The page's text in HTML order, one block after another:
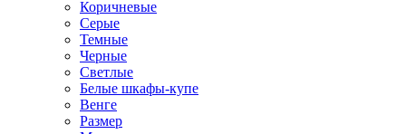
Коричневые
Серые
Темные
Черные
Светлые
Белые шкафы-купе
Венге
Размер